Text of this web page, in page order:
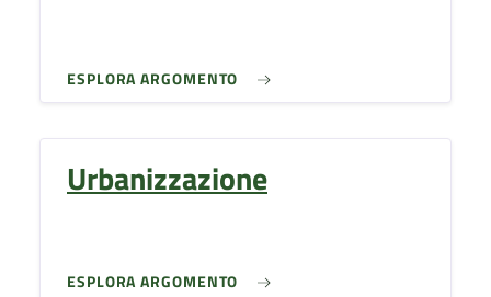
ESPLORA ARGOMENTO
Urbanizzazione
ESPLORA ARGOMENTO